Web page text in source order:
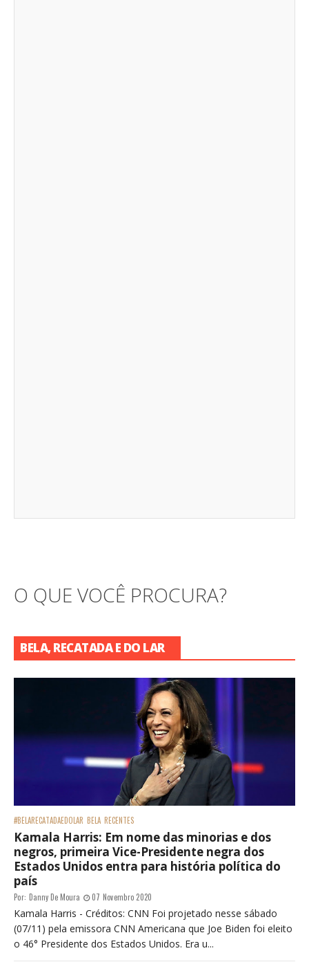
O QUE VOCÊ PROCURA?
BELA, RECATADA E DO LAR
#BELARECATADAEDOLAR BELA RECENTES
Kamala Harris: Em nome das minorias e dos
negros, primeira Vice-Presidente negra dos
Estados Unidos entra para história política do
país
Por: Danny De Moura 07 Novembro 2020
Kamala Harris - Créditos: CNN Foi projetado nesse sábado
(07/11) pela emissora CNN Americana que Joe Biden foi eleito
o 46° Presidente dos Estados Unidos. Era u...